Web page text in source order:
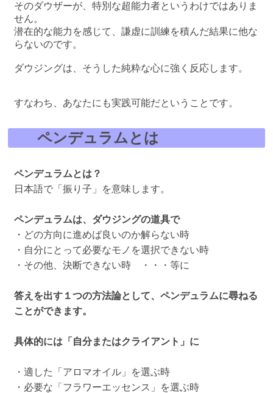
そのダウザーが、特別な超能力者というわけではありま
せん。
潜在的な能力を感じて、謙虚に訓練を積んだ結果に他な
らないのです。
ダウジングは、そうした純粋な心に強く反応します。
すなわち、あなたにも実践可能だということです。
ペンデュラムとは
ペンデュラムとは？
日本語で「振り子」を意味します。
ペンデュラムは、ダウジングの道具で
・どの方向に進めば良いのか解らない時
・自分にとって必要なモノを選択できない時
・その他、決断できない時 ・・・等に
答えを出す１つの方法論として、ペンデュラムに尋ねる
ことができます。
具体的には「自分またはクライアント」に
・適した「アロマオイル」を選ぶ時
・必要な「フラワーエッセンス」を選ぶ時